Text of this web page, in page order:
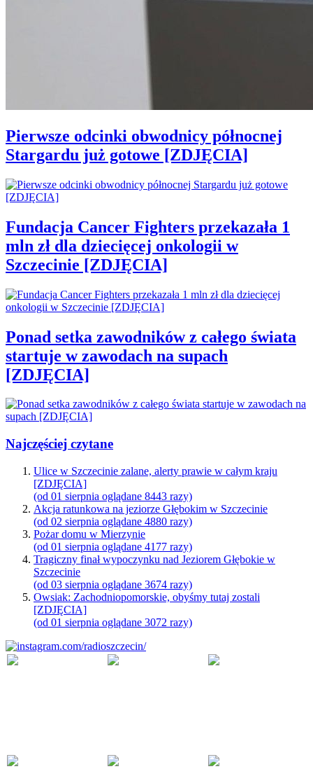
Pierwsze odcinki obwodnicy północnej
Stargardu już gotowe [ZDJĘCIA]
Fundacja Cancer Fighters przekazała 1
mln zł dla dziecięcej onkologii w
Szczecinie [ZDJĘCIA]
Ponad setka zawodników z całego świata
startuje w zawodach na supach
[ZDJĘCIA]
Najczęściej czytane
Ulice w Szczecinie zalane, alerty prawie w całym kraju
[ZDJĘCIA]
(od 01 sierpnia oglądane 8443 razy)
Akcja ratunkowa na jeziorze Głębokim w Szczecinie
(od 02 sierpnia oglądane 4880 razy)
Pożar domu w Mierzynie
(od 01 sierpnia oglądane 4177 razy)
Tragiczny finał wypoczynku nad Jeziorem Głębokie w
Szczecinie
(od 03 sierpnia oglądane 3674 razy)
Owsiak: Zachodniopomorskie, obyśmy tutaj zostali
[ZDJĘCIA]
(od 01 sierpnia oglądane 3072 razy)